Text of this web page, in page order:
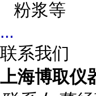
粉浆等
...
联系我们
上海博取仪